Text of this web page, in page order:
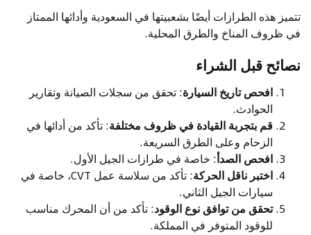
تتميز هذه الطرازات أيضًا بشعبيتها في السعودية وأدائها الممتاز
في ظروف المناخ والطرق المحلية.
نصائح قبل الشراء
افحص تاريخ السيارة: تحقق من سجلات الصيانة وتقارير
الحوادث.
قم بتجربة القيادة في ظروف مختلفة: تأكد من أدائها في
الزحام وعلى الطرق السريعة.
افحص الصدأ: خاصة في طرازات الجيل الأول.
اختبر ناقل الحركة
: تأكد من سلاسة عمل CVT، خاصة في
سيارات الجيل الثاني.
تحقق من توافق نوع الوقود: تأكد من أن المحرك مناسب
للوقود المتوفر في المملكة.